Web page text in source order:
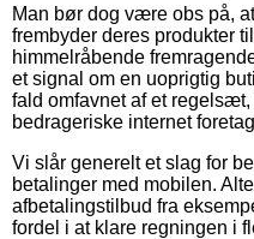
Man bør dog være obs på,
frembyder deres produkter
himmelråbende
et signal om en uoprigtig
fald omfavnet af et
bedrageriske internet
Vi slår generelt et slag for
betalinger med mobilen.
afbetalingstilbud fra
fordel i at klare regningen i